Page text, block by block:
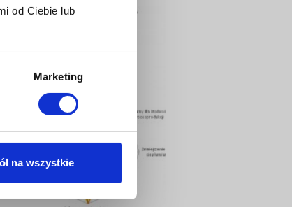
od Ciebie lub
Marketing
na wszystkie